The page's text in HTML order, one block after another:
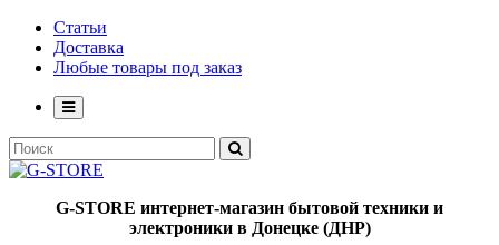
Статьи
Доставка
Любые товары под заказ
G-STORE интернет-магазин бытовой техники и
электроники в Донецке (ДНР)